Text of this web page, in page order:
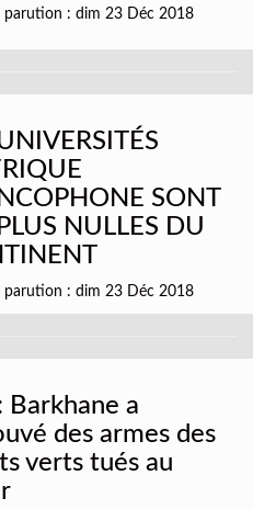
parution : dim 23 Déc 2018
SONT
NULLES DU
parution : dim 23 Déc 2018
Barkhane a
des armes des
verts tués au